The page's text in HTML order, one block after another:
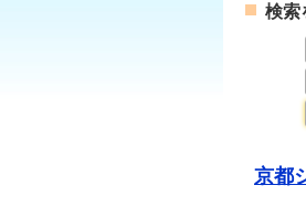
検索
京都